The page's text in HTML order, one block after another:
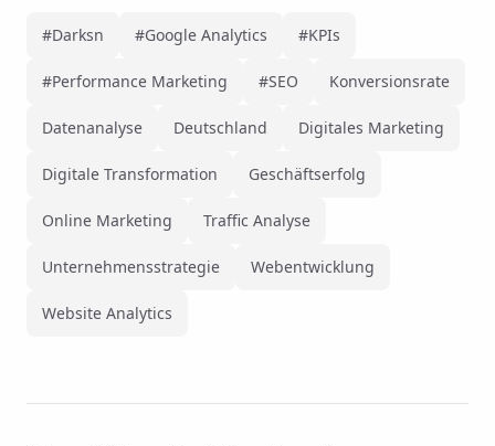
#Darksn #Google Analytics #KPIs
#Performance Marketing #SEO Konversionsrate
Datenanalyse Deutschland Digitales Marketing
Digitale Transformation Geschäftserfolg
Online Marketing Traffic Analyse
Unternehmensstrategie Webentwicklung
Website Analytics